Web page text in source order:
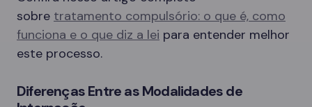
sobre tratamento compulsório: o que é, como
funciona e o que diz a lei para entender melhor
este processo.
Diferenças Entre as Modalidades de